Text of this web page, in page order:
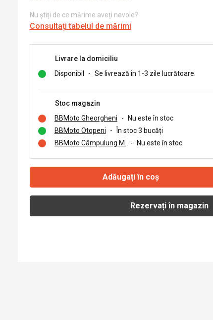
Nu știți de ce mărime aveți nevoie?
Consultați tabelul de mărimi
Livrare la domiciliu
Disponibil
- Se livrează în 1-3 zile lucrătoare.
Stoc magazin
BBMoto Gheorgheni
-
Nu este în stoc
BBMoto Otopeni
-
În stoc 3 bucăți
BBMoto Câmpulung M.
- Nu este în stoc
Adăugați în coș
Rezervați în magazin